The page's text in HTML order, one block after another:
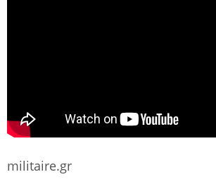
militaire.gr